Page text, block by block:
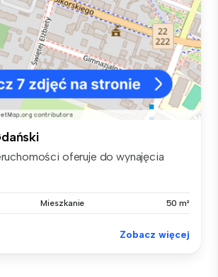
oferuje do wynajęcia
Mieszkanie 50 m²
Zobacz więcej